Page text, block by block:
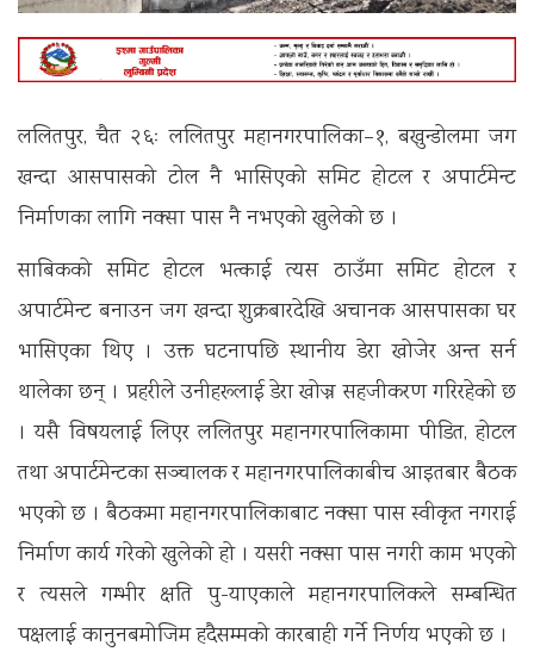
ललितपुर, चैत २६ः ललितपुर महानगरपालिका–१, बखुन्डोलमा जग
खन्दा आसपासको टोल नै भासिएको समिट होटल र अपार्टमेन्ट
निर्माणका लागि नक्सा पास नै नभएको खुलेको छ ।
साबिकको समिट होटल भत्काई त्यस ठाउँमा समिट होटल र
अपार्टमेन्ट बनाउन जग खन्दा शुक्रबारदेखि अचानक आसपासका घर
भासिएका थिए । उक्त घटनापछि स्थानीय डेरा खोजेर अन्त सर्न
थालेका छन् । प्रहरीले उनीहरूलाई डेरा खोज्न सहजीकरण गरिरहेको छ
। यसै विषयलाई लिएर ललितपुर महानगरपालिकामा पीडित, होटल
तथा अपार्टमेन्टका सञ्चालक र महानगरपालिकाबीच आइतबार बैठक
भएको छ । बैठकमा महानगरपालिकाबाट नक्सा पास स्वीकृत नगराई
निर्माण कार्य गरेको खुलेको हो । यसरी नक्सा पास नगरी काम भएको
र त्यसले गम्भीर क्षति पु-याएकाले महानगरपालिकले सम्बन्धित
पक्षलाई कानुनबमोजिम हदैसम्मको कारबाही गर्ने निर्णय भएको छ ।